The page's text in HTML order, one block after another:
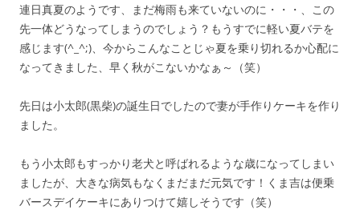
連日真夏のようです、まだ梅雨も来ていないのに・・・、この
先一体どうなってしまうのでしょう？もうすでに軽い夏バテを
感じます(^_^;)、今からこんなことじゃ夏を乗り切れるか心配に
なってきました、早く秋がこないかなぁ～（笑）
先日は小太郎(黒柴)の誕生日でしたので妻が手作りケーキを作り
ました。
もう小太郎もすっかり老犬と呼ばれるような歳になってしまい
ましたが、大きな病気もなくまだまだ元気です！くま吉は便乗
バースデイケーキにありつけて嬉しそうです（笑）